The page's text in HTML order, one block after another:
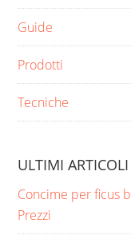
Guide
Prodotti
Tecniche
ULTIMI ARTICOLI
Concime per ficus
Prezzi